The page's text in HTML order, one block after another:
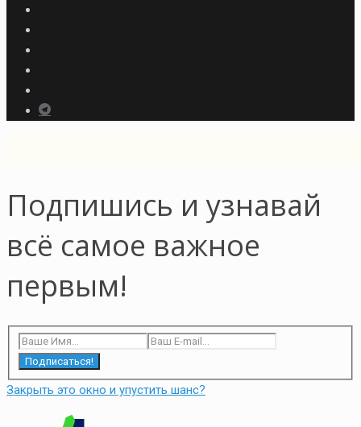
Подпишись и узнавай
всё самое важное
первым!
Подписаться!
Закрыть это окно и упустить шанс?